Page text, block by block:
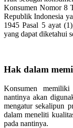
Konsumen Nomor 8
Republik Indonesia
1945 Pasal 5 ayat
yang dapat diketahui
Hak dalam
Konsumen
nantinya akan
mengatur sekalipun
dalam meneliti
pada nantinya.